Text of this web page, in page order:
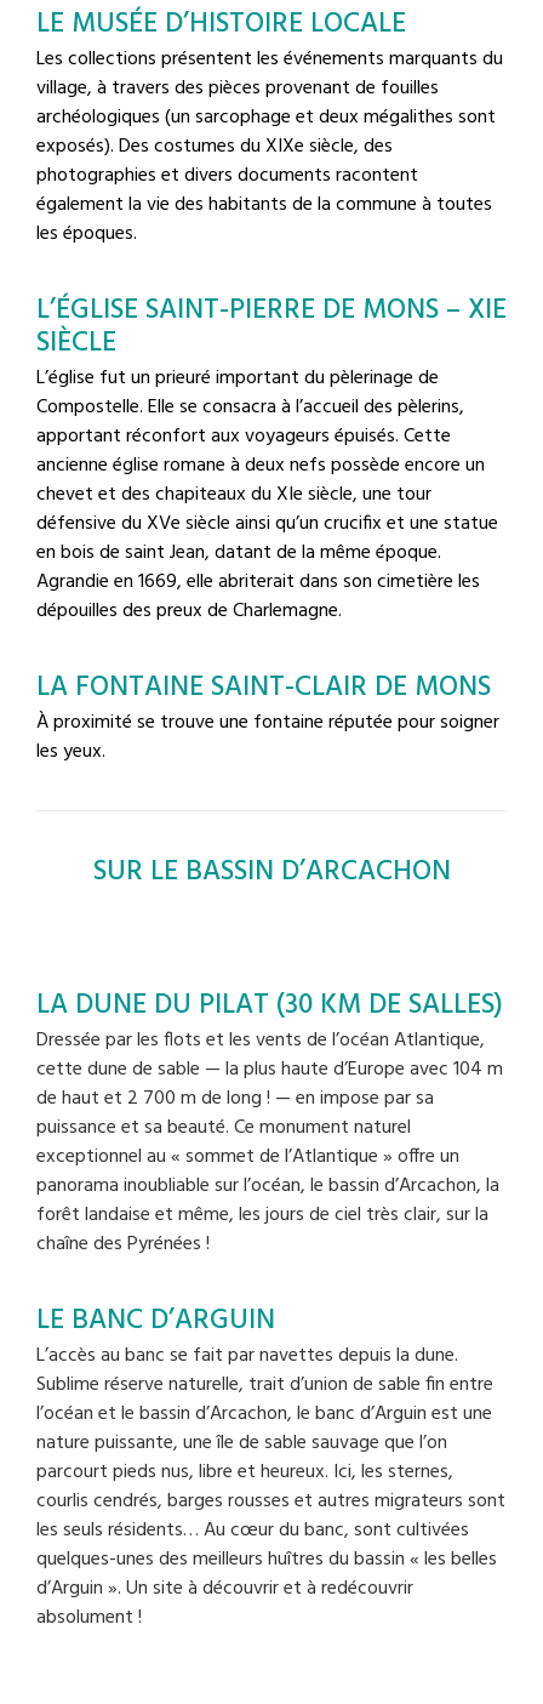
LE MUSÉE D’HISTOIRE LOCALE
Les collections présentent les événements marquants du
village, à travers des pièces provenant de fouilles
archéologiques (un sarcophage et deux mégalithes sont
exposés). Des costumes du XIXe siècle, des
photographies et divers documents racontent
également la vie des habitants de la commune à toutes
les époques.
L’ÉGLISE SAINT-PIERRE DE MONS – XIE
SIÈCLE
L’église fut un prieuré important du pèlerinage de
Compostelle. Elle se consacra à l’accueil des pèlerins,
apportant réconfort aux voyageurs épuisés. Cette
ancienne église romane à deux nefs possède encore un
chevet et des chapiteaux du XIe siècle, une tour
défensive du XVe siècle ainsi qu’un crucifix et une statue
en bois de saint Jean, datant de la même époque.
Agrandie en 1669, elle abriterait dans son cimetière les
dépouilles des preux de Charlemagne.
LA FONTAINE SAINT-CLAIR DE MONS
À proximité se trouve une fontaine réputée pour soigner
les yeux.
SUR LE BASSIN D’ARCACHON
LA DUNE DU PILAT (30 KM DE SALLES)
Dressée par les flots et les vents de l’océan Atlantique,
cette dune de sable — la plus haute d’Europe avec 104 m
de haut et 2 700 m de long ! — en impose par sa
puissance et sa beauté. Ce monument naturel
exceptionnel au « sommet de l’Atlantique » offre un
panorama inoubliable sur l’océan, le bassin d’Arcachon, la
forêt landaise et même, les jours de ciel très clair, sur la
chaîne des Pyrénées !
LE BANC D’ARGUIN
L’accès au banc se fait par navettes depuis la dune.
Sublime réserve naturelle, trait d’union de sable fin entre
l’océan et le bassin d’Arcachon, le banc d’Arguin est une
nature puissante, une île de sable sauvage que l’on
parcourt pieds nus, libre et heureux. Ici, les sternes,
courlis cendrés, barges rousses et autres migrateurs sont
les seuls résidents… Au cœur du banc, sont cultivées
quelques-unes des meilleurs huîtres du bassin « les belles
d’Arguin ». Un site à découvrir et à redécouvrir
absolument !